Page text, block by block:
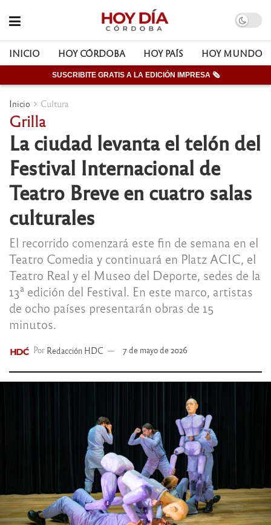
INICIO HOY CÓRDOBA HOY PAÍS HOY MUNDO
SUSCRIBITE GRATIS A LA EDICIÓN IMPRESA 🗞
Inicio Cultura
Grilla
La ciudad levanta el telón del
Festival Internacional de
Teatro Breve en cuatro salas
culturales
El recorrido comenzará este fin de semana en el
Teatro Comedia y continuará en Platz ACIC, el
Teatro Real y el Museo del Deporte, sedes de la
13ª edición del Festival. En este marco, artistas
de ocho países presentarán obras de 15
minutos.
Por Redacción HDC 7 de mayo de 2026